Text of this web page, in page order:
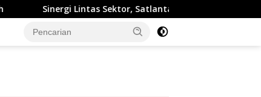
Sinergi Lintas Sektor, Satlantas Polres Ende Polda NTT